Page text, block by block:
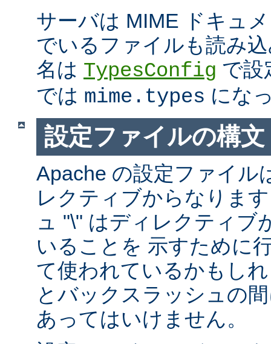
サーバは MIME ドキュ
でいるファイルも読み
名は TypesConfig で設
では mime.types にな
設定ファイルの構文
Apache の設定ファイル
レクティブからなりま
ュ "\" はディレクティブ
いることを 示すために
て使われているかもし
とバックスラッシュの
あってはいけません。